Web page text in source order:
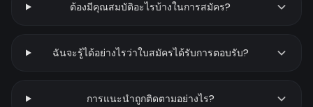
ต้องมีคุณสมบัติอะไรบ้างในการสมัคร?
ฉันจะรู้ได้อย่างไรว่าใบสมัครได้รับการตอบรับ?
การแนะนำถูกติดตามอย่างไร?